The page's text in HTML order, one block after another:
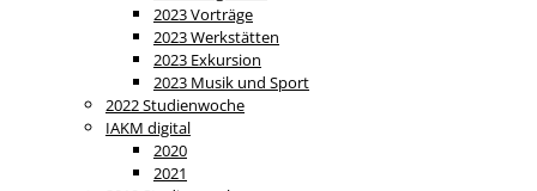
2023 Vorträge
2023 Werkstätten
2023 Exkursion
2023 Musik und Sport
2022 Studienwoche
IAKM digital
2020
2021